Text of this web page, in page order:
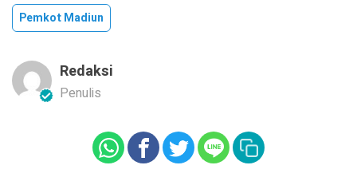
Pemkot Madiun
Redaksi
Penulis